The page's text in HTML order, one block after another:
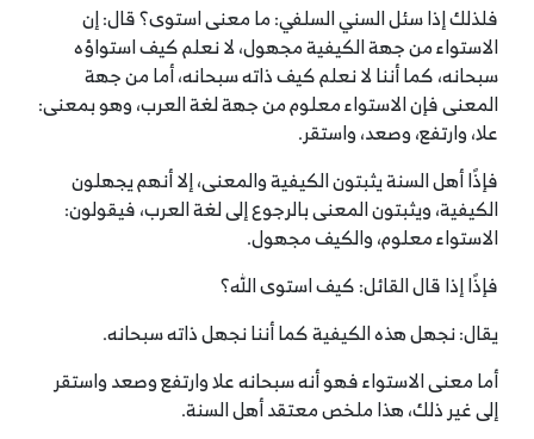
فلذلك إذا سئل السني السلفي: ما معنى استوى؟ قال: إن
الاستواء من جهة الكيفية مجهول، لا نعلم كيف استواؤه
سبحانه، كما أننا لا نعلم كيف ذاته سبحانه، أما من جهة
المعنى فإن الاستواء معلوم من جهة لغة العرب، وهو بمعنى:
علا، وارتفع، وصعد، واستقر.
فإذًا أهل السنة يثبتون الكيفية والمعنى، إلا أنهم يجهلون
الكيفية، ويثبتون المعنى بالرجوع إلى لغة العرب، فيقولون:
الاستواء معلوم، والكيف مجهول.
فإذًا إذا قال القائل: كيف استوى الله؟
يقال: نجهل هذه الكيفية كما أننا نجهل ذاته سبحانه.
أما معنى الاستواء فهو أنه سبحانه علا وارتفع وصعد واستقر
إلى غير ذلك، هذا ملخص معتقد أهل السنة.